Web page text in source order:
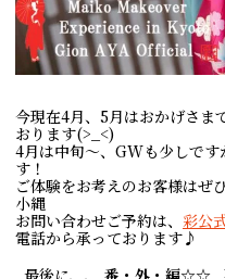
今現在4月、5月はおかげさま
おります(>_<)
4月は中旬～、GWも少しで
す！
ご体験をお考えのお客様はぜ
小縄
お問い合わせご予約は、 彩公
電話から承っております♪
最後に、、 番・外・編☆☆